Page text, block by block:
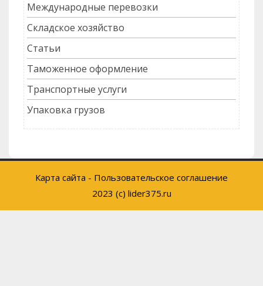
Международные перевозки
Складское хозяйство
Статьи
Таможенное оформление
Транспортные услуги
Упаковка грузов
Карта сайта - Пользовательское соглашение
2023 (c) lider375.ru